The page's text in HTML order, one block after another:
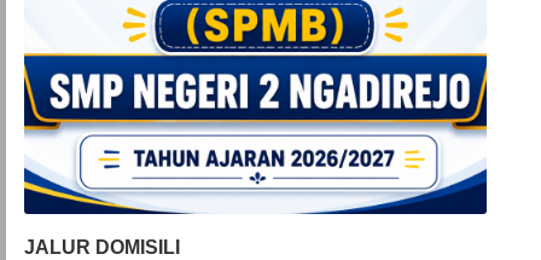
JALUR DOMISILI